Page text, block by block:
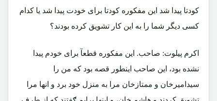
کودتا پیدا شد این مفکوره کودتا برای خودت پیدا شد یا کدام
کسی دیگر شما را به این کار تشویق کرده بودند؟
اکرم پیلوت: صاحب. این مفکوره قطعآ برای خودم پیدا
نشده بود، این صاحب اینطور قصه بود که من را
سیدامیرخان و ممتازخان مرا به منزل خود برد و انها مرا